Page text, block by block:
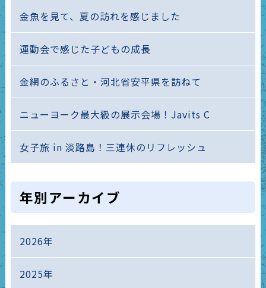
金魚を見て、夏の訪れを感じました
運動会で感じた子どもの成長
金網のふるさと・河北省安平県を訪ねて
ニューヨーク最大級の展示会場！Javits C
女子旅 in 淡路島！三連休のリフレッシュ
年別アーカイブ
2026年
2025年